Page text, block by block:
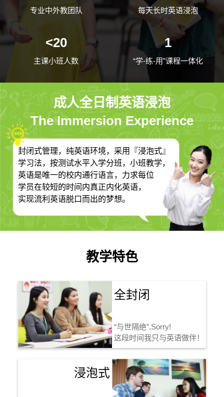
专业中外教团队 每天长时英语浸泡
<20
主课小班人数
1
“学-练-用”课程一体化
成人全日制英语浸泡
The Immersion Experience
封闭式管理，纯英语环境，采用『浸泡式』
学习法，按测试水平入学分班，小班教学，
英语是唯一的校内通行语言，力求每位
学员在较短的时间内真正内化英语，
实现流利英语脱口而出的梦想。
教学特色
全封闭
“与世隔绝”,Sorry!
这段时间我只与英语做伴！
浸泡式